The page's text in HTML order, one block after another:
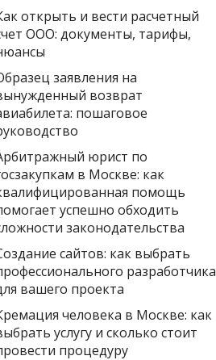
открыть и вести расчетный
ООО: документы, тарифы,
заявления на
возврат
пошаговое
юрист по
в Москве: как
помощь
успешно обходить
законодательства
сайтов: как выбрать
разработчика
вашего проекта
человека в Москве: как
услугу и сколько стоит
процедуру